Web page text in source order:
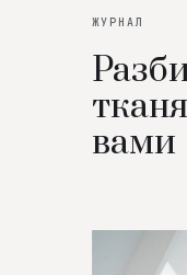
ЖУРНАЛ
вами